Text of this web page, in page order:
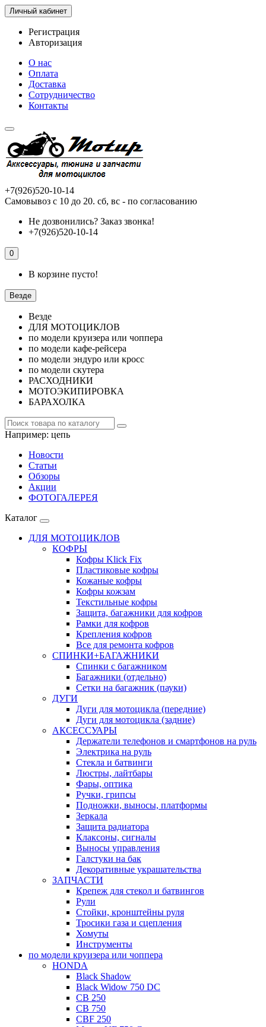
Личный кабинет
Регистрация
Авторизация
О нас
Оплата
Доставка
Сотрудничество
Контакты
+7(926)520-10-14
Самовывоз с 10 до 20. сб, вс - по согласованию
Не дозвонились? Заказ звонка!
+7(926)520-10-14
0
В корзине пусто!
Везде
Везде
ДЛЯ МОТОЦИКЛОВ
по модели круизера или чоппера
по модели кафе-рейсера
по модели эндуро или кросс
по модели скутера
РАСХОДНИКИ
МОТОЭКИПИРОВКА
БАРАХОЛКА
Например: цепь
Новости
Статьи
Обзоры
Акции
ФОТОГАЛЕРЕЯ
Каталог
ДЛЯ МОТОЦИКЛОВ
КОФРЫ
Кофры Klick Fix
Пластиковые кофры
Кожаные кофры
Кофры кожзам
Текстильные кофры
Защита, багажники для кофров
Рамки для кофров
Крепления кофров
Все для ремонта кофров
СПИНКИ+БАГАЖНИКИ
Спинки с багажником
Багажники (отдельно)
Сетки на багажник (пауки)
ДУГИ
Дуги для мотоцикла (передние)
Дуги для мотоцикла (задние)
АКСЕССУАРЫ
Держатели телефонов и смартфонов на руль
Электрика на руль
Стекла и батвинги
Люстры, лайтбары
Фары, оптика
Ручки, грипсы
Подножки, выносы, платформы
Зеркала
Защита радиатора
Клаксоны, сигналы
Выносы управления
Галстуки на бак
Декоративные украшательства
ЗАПЧАСТИ
Крепеж для стекол и батвингов
Рули
Стойки, кронштейны руля
Тросики газа и сцепления
Хомуты
Инструменты
по модели круизера или чоппера
HONDA
Black Shadow
Black Widow 750 DC
CB 250
CB 750
CBF 250